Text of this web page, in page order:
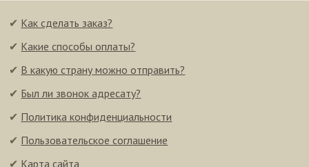
✔ Как сделать заказ?
✔ Какие способы оплаты?
✔ В какую страну можно отправить?
✔ Был ли звонок адресату?
✔ Политика конфиденциальности
✔ Пользовательское соглашение
✔ Карта сайта